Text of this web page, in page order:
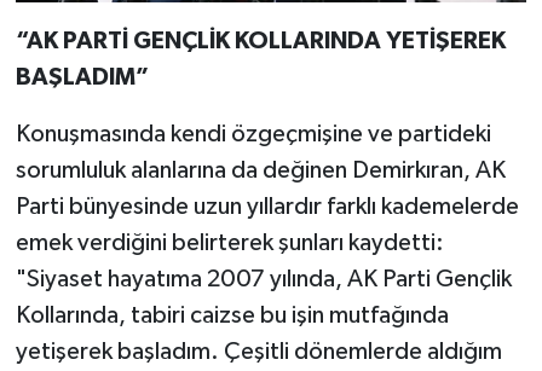
“AK PARTİ GENÇLİK KOLLARINDA YETİŞEREK
BAŞLADIM”
Konuşmasında kendi özgeçmişine ve partideki
sorumluluk alanlarına da değinen Demirkıran, AK
Parti bünyesinde uzun yıllardır farklı kademelerde
emek verdiğini belirterek şunları kaydetti:
"Siyaset hayatıma 2007 yılında, AK Parti Gençlik
Kollarında, tabiri caizse bu işin mutfağında
yetişerek başladım. Çeşitli dönemlerde aldığım